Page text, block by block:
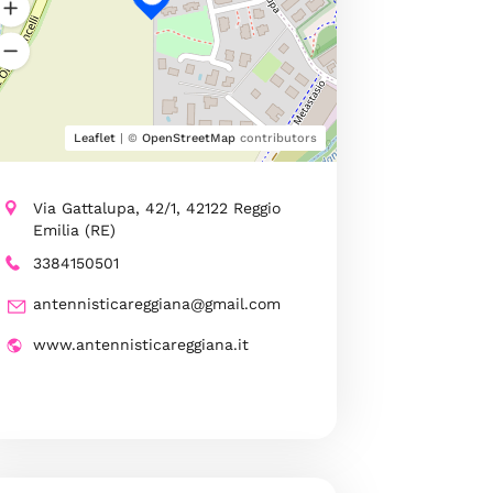
Leaflet| © OpenStreetMapcontributors
Via Gattalupa, 42/1, 42122 Reggio
Emilia (RE)
3384150501
antennisticareggiana@gmail.com
www.antennisticareggiana.it